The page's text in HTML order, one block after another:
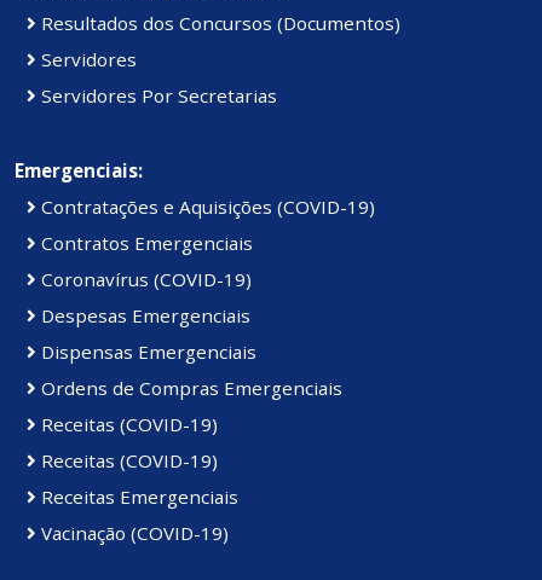
Resultados dos Concursos (Documentos)
Servidores
Servidores Por Secretarias
Emergenciais:
Contratações e Aquisições (COVID-19)
Contratos Emergenciais
Coronavírus (COVID-19)
Despesas Emergenciais
Dispensas Emergenciais
Ordens de Compras Emergenciais
Receitas (COVID-19)
Receitas (COVID-19)
Receitas Emergenciais
Vacinação (COVID-19)